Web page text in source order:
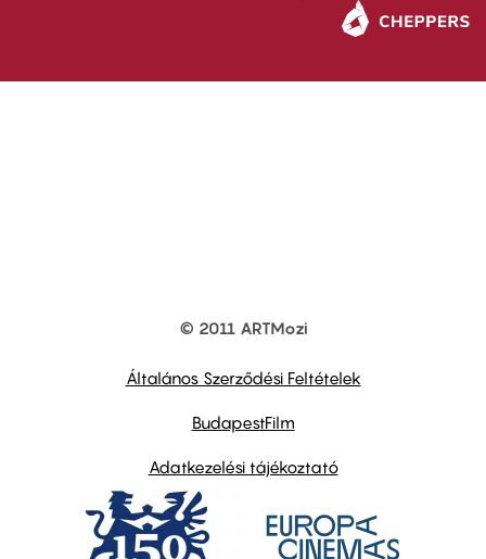
© 2011 ARTMozi
Általános Szerződési Feltételek
BudapestFilm
Adatkezelési tájékoztató